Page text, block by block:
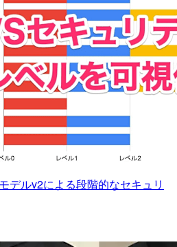
デルv2による段階的なセキュリ